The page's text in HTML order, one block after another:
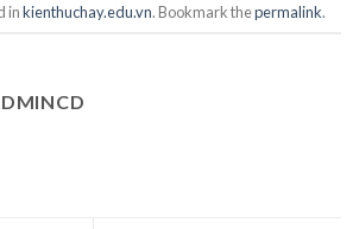
inkienthuchay.edu.vn. Bookmark thepermalink.